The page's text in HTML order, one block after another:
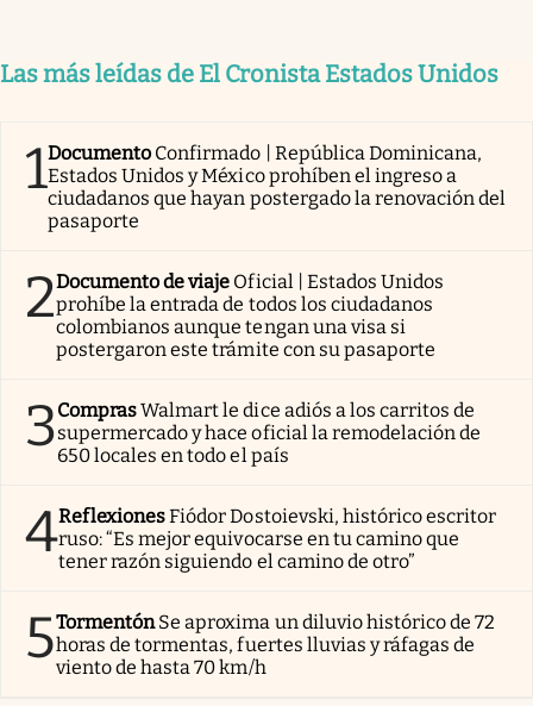
Las más leídas de El Cronista Estados Unidos
1Documento Confirmado | República Dominicana,
Estados Unidos y México prohíben el ingreso a
ciudadanos que hayan postergado la renovación del
pasaporte
2Documento de viaje Oficial | Estados Unidos
prohíbe la entrada de todos los ciudadanos
colombianos aunque tengan una visa si
postergaron este trámite con su pasaporte
3ComprasWalmart le dice adiós a los carritos de
supermercado y hace oficial la remodelación de
650 locales en todo el país
4ReflexionesFiódor Dostoievski, histórico escritor
ruso: “Es mejor equivocarse en tu camino que
tener razón siguiendo el camino de otro”
5TormentónSe aproxima un diluvio histórico de 72
horas de tormentas, fuertes lluvias y ráfagas de
viento de hasta 70 km/h